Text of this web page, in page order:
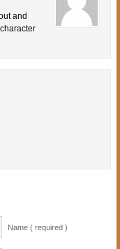
and
Name ( required )